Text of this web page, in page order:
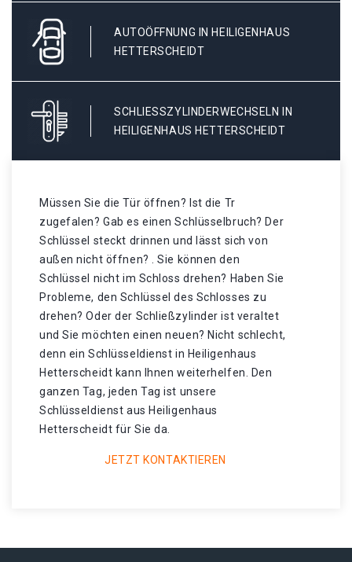
AUTOÖFFNUNG IN HEILIGENHAUS
HETTERSCHEIDT
SCHLIESSZYLINDERWECHSELN IN H
EILIGENHAUS HETTERSCHEIDT
Müssen Sie die Tür öffnen? Ist die Tr
zugefalen? Gab es einen Schlüsselbruch? Der
Schlüssel steckt drinnen und lässt sich von
außen nicht öffnen? . Sie können den
Schlüssel nicht im Schloss drehen? Haben Sie
Probleme, den Schlüssel des Schlosses zu
drehen? Oder der Schließzylinder ist veraltet
und Sie möchten einen neuen? Nicht schlecht,
denn ein Schlüsseldienst in Heiligenhaus
Hetterscheidt kann Ihnen weiterhelfen. Den
ganzen Tag, jeden Tag ist unsere
Schlüsseldienst aus Heiligenhaus
Hetterscheidt für Sie da.
JETZT KONTAKTIEREN